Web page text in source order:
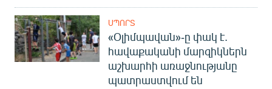
ՍՊՈՐՏ
«Օլիմպավան»-ը փակ է.
հավաքականի մարզիկներն
աշխարհի առաջնությանը
պատրաստվում են